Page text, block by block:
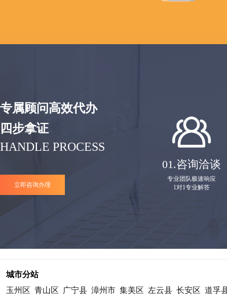
专属顾问高效代办
四步拿证
HANDLE PROCESS
立即咨询办理
01.咨询洽谈
专业团队极速响应
1对1专业解答
城市分站
玉州区 青山区 广宁县 漳州市 集美区 左云县 长安区 道孚